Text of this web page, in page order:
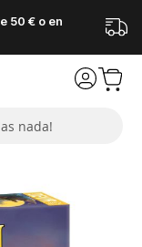
50 € o en